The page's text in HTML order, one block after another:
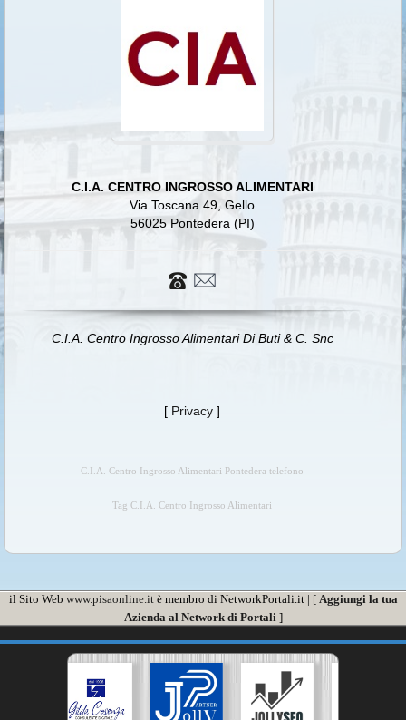
C.I.A. CENTRO INGROSSO ALIMENTARI
Via Toscana 49, Gello
56025 Pontedera (PI)
C.I.A. Centro Ingrosso Alimentari Di Buti & C. Snc
[ Privacy ]
C.I.A. Centro Ingrosso Alimentari Pontedera telefono
Tag C.I.A. Centro Ingrosso Alimentari
il Sito Web www.pisaonline.itè membro di NetworkPortali.it | [ Aggiungi la tua
Azienda al Network di Portali ]